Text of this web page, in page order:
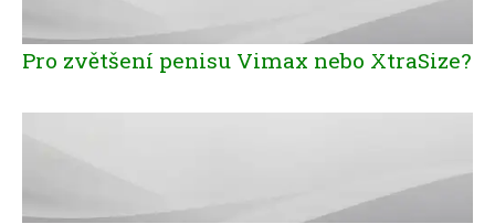
Pro zvětšení penisu Vimax nebo XtraSize?